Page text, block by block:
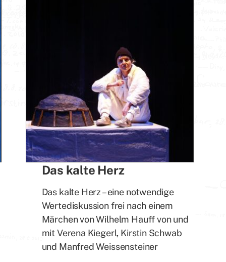
Das kalte Herz
Das kalte Herz – eine notwendige
Wertediskussion frei nach einem
Märchen von Wilhelm Hauff von und
mit Verena Kiegerl, Kirstin Schwab
und Manfred Weissensteiner